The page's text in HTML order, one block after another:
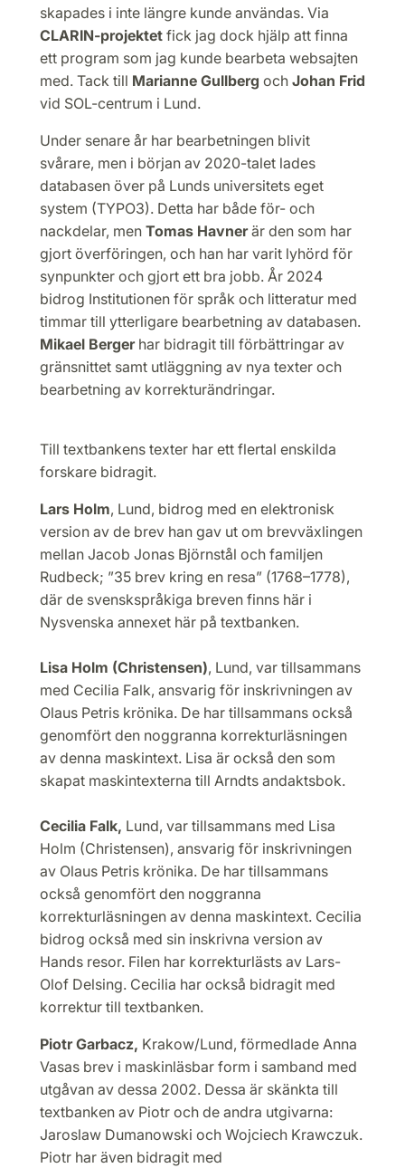
skapades i inte längre kunde användas. Via
CLARIN-projektet fick jag dock hjälp att finna
ett program som jag kunde bearbeta websajten
med. Tack till Marianne Gullberg och Johan Frid
vid SOL-centrum i Lund.
Under senare år har bearbetningen blivit
svårare, men i början av 2020-talet lades
databasen över på Lunds universitets eget
system (TYPO3). Detta har både för- och
nackdelar, men Tomas Havnerär den som har
gjort överföringen, och han har varit lyhörd för
synpunkter och gjort ett bra jobb. År 2024
bidrog Institutionen för språk och litteratur med
timmar till ytterligare bearbetning av databasen.
Mikael Bergerhar bidragit till förbättringar av
gränsnittet samt utläggning av nya texter och
bearbetning av korrekturändringar.
Till textbankens texter har ett flertal enskilda
forskare bidragit.
Lars Holm, Lund, bidrog med en elektronisk
version av de brev han gav ut om brevväxlingen
mellan Jacob Jonas Björnstål och familjen
Rudbeck; ”35 brev kring en resa” (1768–1778),
där de svenskspråkiga breven finns här i
Nysvenska annexet här på textbanken.
Lisa Holm (Christensen), Lund, var tillsammans
med Cecilia Falk, ansvarig för inskrivningen av
Olaus Petris krönika. De har tillsammans också
genomfört den noggranna korrekturläsningen
av denna maskintext. Lisa är också den som
skapat maskintexterna till Arndts andaktsbok.
Cecilia Falk, Lund, var tillsammans med Lisa
Holm (Christensen), ansvarig för inskrivningen
av Olaus Petris krönika. De har tillsammans
också genomfört den noggranna
korrekturläsningen av denna maskintext. Cecilia
bidrog också med sin inskrivna version av
Hands resor. Filen har korrekturlästs av Lars-
Olof Delsing. Cecilia har också bidragit med
korrektur till textbanken.
Piotr Garbacz, Krakow/Lund, förmedlade Anna
Vasas brev i maskinläsbar form i samband med
utgåvan av dessa 2002. Dessa är skänkta till
textbanken av Piotr och de andra utgivarna:
Jaroslaw Dumanowski och Wojciech Krawczuk.
Piotr har även bidragit med